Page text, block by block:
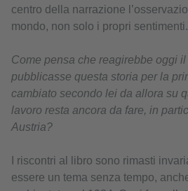
centro della narrazione
mondo, non solo i propri sentimenti.
Come pensa che reagirebbe oggi
pubblicasse questa storia per la
cambiato secondo lei da allora su
lavoro resta ancora da fare, in
Austria?
I riscontri al libro sono rimasti
essere un tema senza tempo,